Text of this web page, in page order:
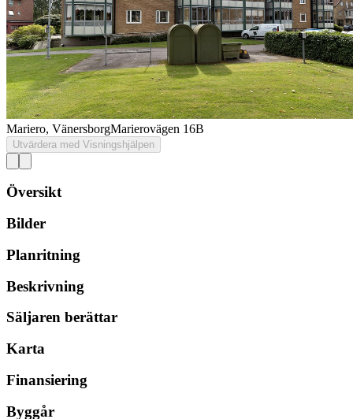
Mariero, VänersborgMarierovägen 16B
Utvärdera med Visningshjälpen
Översikt
Bilder
Planritning
Beskrivning
Säljaren berättar
Karta
Finansiering
Byggår